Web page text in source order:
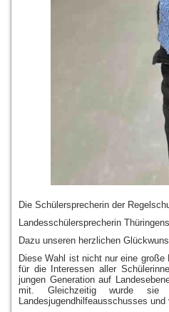
Die Schülersprecherin der
Landesschülersprecherin
Dazu unseren herzlichen
Diese Wahl ist nicht nur eine
für die Interessen aller
jungen Generation auf
mit. Gleichzeitig wurde sie
Landesjugendhilfeausschusses